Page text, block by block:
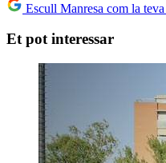
Escull Manresa com la
Et pot interessar